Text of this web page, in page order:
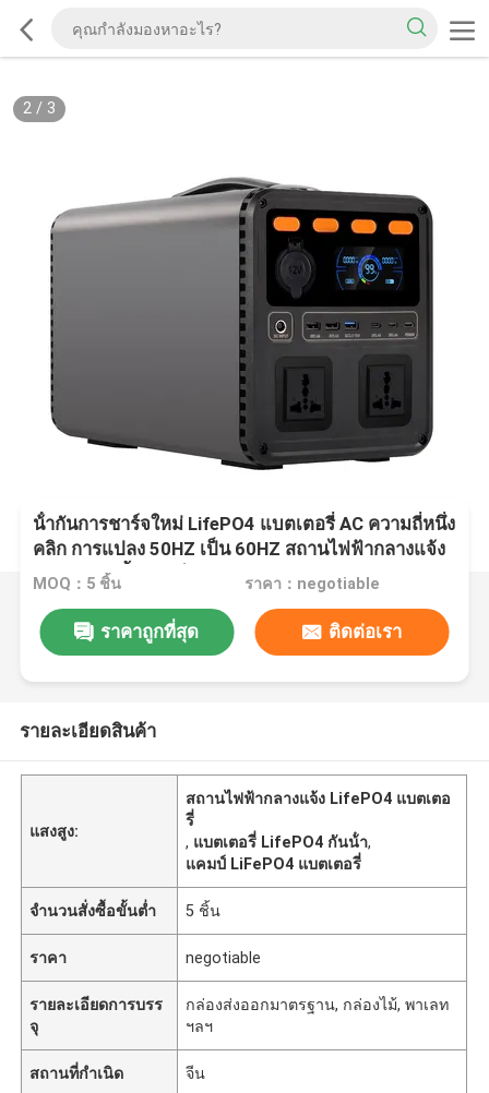
2/ 3
น้ํากันการชาร์จใหม่ LifePO4 แบตเตอรี่ AC ความถี่หนึ่ง
คลิก การแปลง 50HZ เป็น 60HZ สถานไฟฟ้ากลางแจ้ง
สําหรับการตั้งแคมป์
MOQ：5 ชิ้น ราคา：negotiable
ราคาถูกที่สุด ติดต่อเรา
รายละเอียดสินค้า
แสงสูง:
สถานไฟฟ้ากลางแจ้ง LifePO4 แบตเตอ
รี่
, แบตเตอรี่ LifePO4 กันน้ํา,
แคมป์ LiFePO4 แบตเตอรี่
จำนวนสั่งซื้อขั้นต่ำ 5 ชิ้น
ราคา negotiable
รายละเอียดการบรร
จุ
กล่องส่งออกมาตรฐาน, กล่องไม้, พาเลท
ฯลฯ
สถานที่กำเนิด จีน